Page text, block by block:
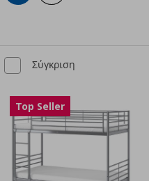
Σύγκριση
Top Seller